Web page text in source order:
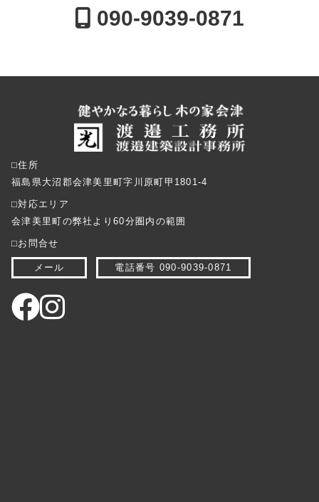
090-9039-0871
⬜︎住所
福島県大沼郡会津美里町字川原町甲1801-4
⬜︎対応エリア
会津美里町の弊社より60分圏内の範囲
⬜︎お問合せ
メール 電話番号 090-9039-0871